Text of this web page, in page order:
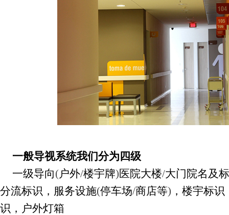
一般导视系统我们分为四级
一级导向(户外/楼宇牌)医院大楼/大门院名及
分流标识，服务设施(停车场/商店等) ，楼宇标
识，户外灯箱